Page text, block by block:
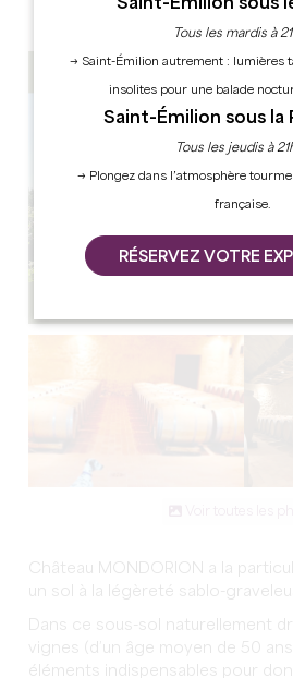
Château MONDORION a la
un sol à la légèreté sablo-
Dans ce sous-sol naturellement
vignes (d’un âge moyen de 50
éléments indispensables pour
Saint-Émilion sous
Tous les mardis à
→ Saint-Émilion autrement : lumières
insolites pour une balade
Saint-Émilion sous la
Tous les jeudis à
→ Plongez dans l’atmosphère
française.
RÉSERVEZ VOTRE